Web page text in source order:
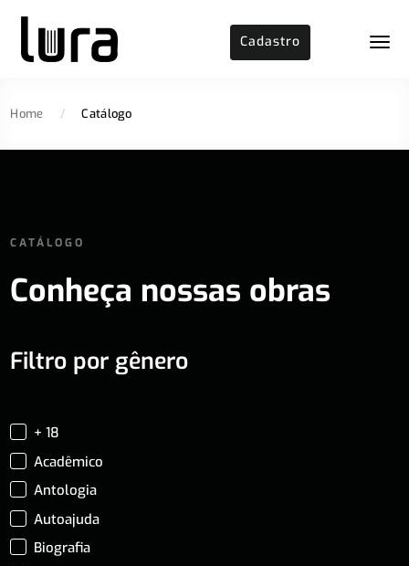
Cadastro
Home / Catálogo
CATÁLOGO
Conheça nossas obras
Filtro por gênero
+ 18
Acadêmico
Antologia
Autoajuda
Biografia